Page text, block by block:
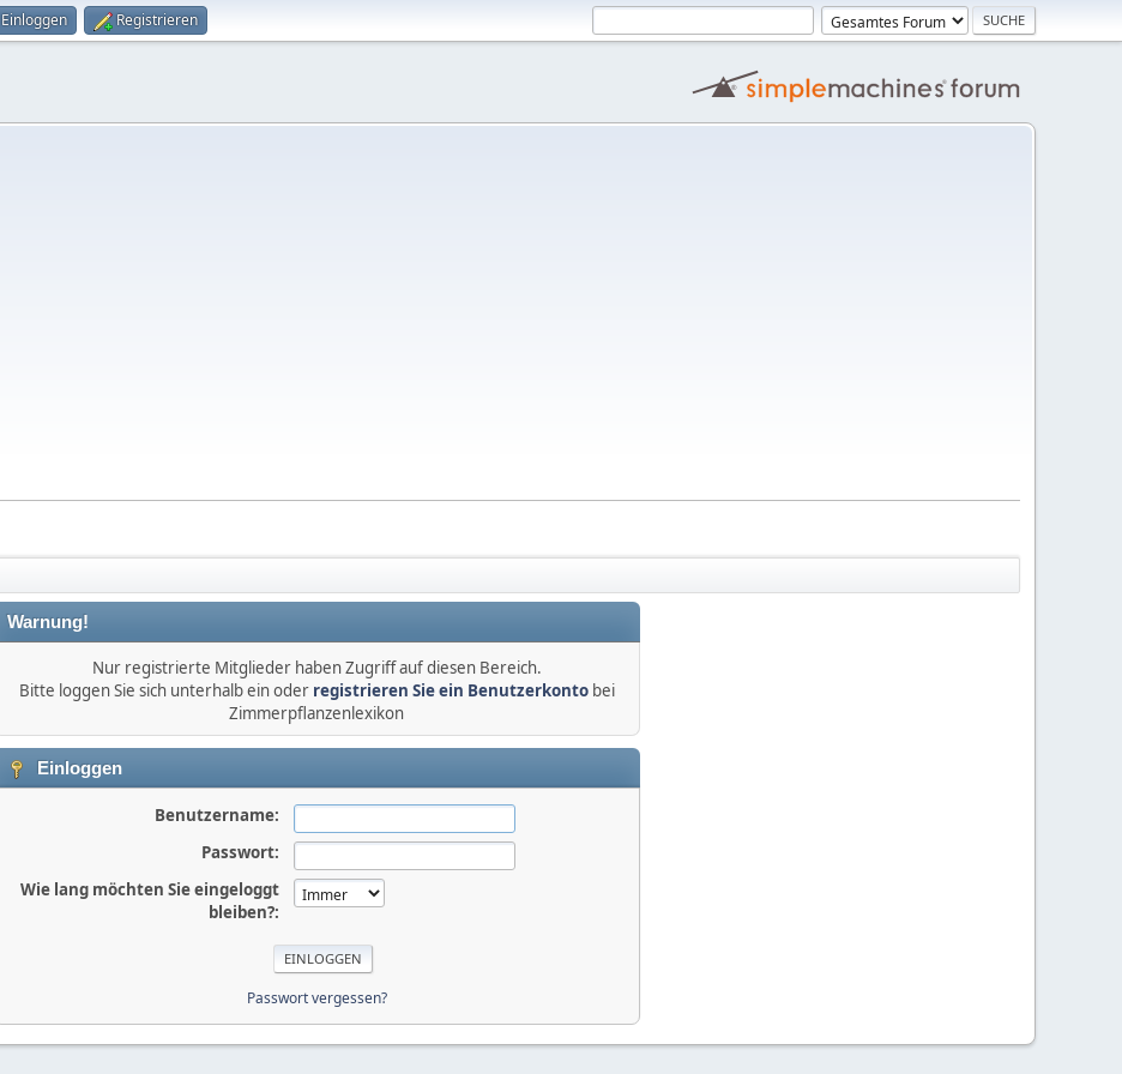
Einloggen Registrieren
Warnung!
Nur registrierte Mitglieder haben Zugriff auf diesen Bereich.
Bitte loggen Sie sich unterhalb ein oder registrieren Sie ein Benutzerkontobei
Zimmerpflanzenlexikon
Einloggen
Benutzername:
Passwort:
Wie lang möchten Sie eingeloggt
bleiben?:
Passwort vergessen?